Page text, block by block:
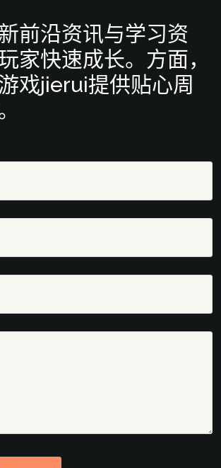
前沿资讯与学习资
家快速成长。方面，
戏jierui提供贴心周